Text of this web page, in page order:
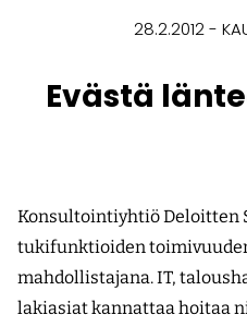
28.2.2012
Evästä
Konsultointiyhtiö Deloitten
tukifunktioiden
mahdollistajana. IT,
lakiasiat kannattaa hoitaa